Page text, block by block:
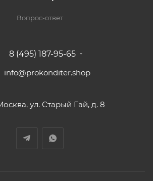
Вопрос-ответ
8 (495) 187-95-65
info@prokonditer.shop
ул. Старый Гай, д. 8